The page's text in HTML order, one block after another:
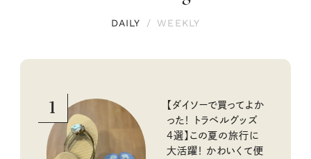
DAILY / WEEKLY
1
【ダイソーで買ってよか
った！ トラベルグッズ
4選】この夏の旅行に
大活躍！ かわいくて便